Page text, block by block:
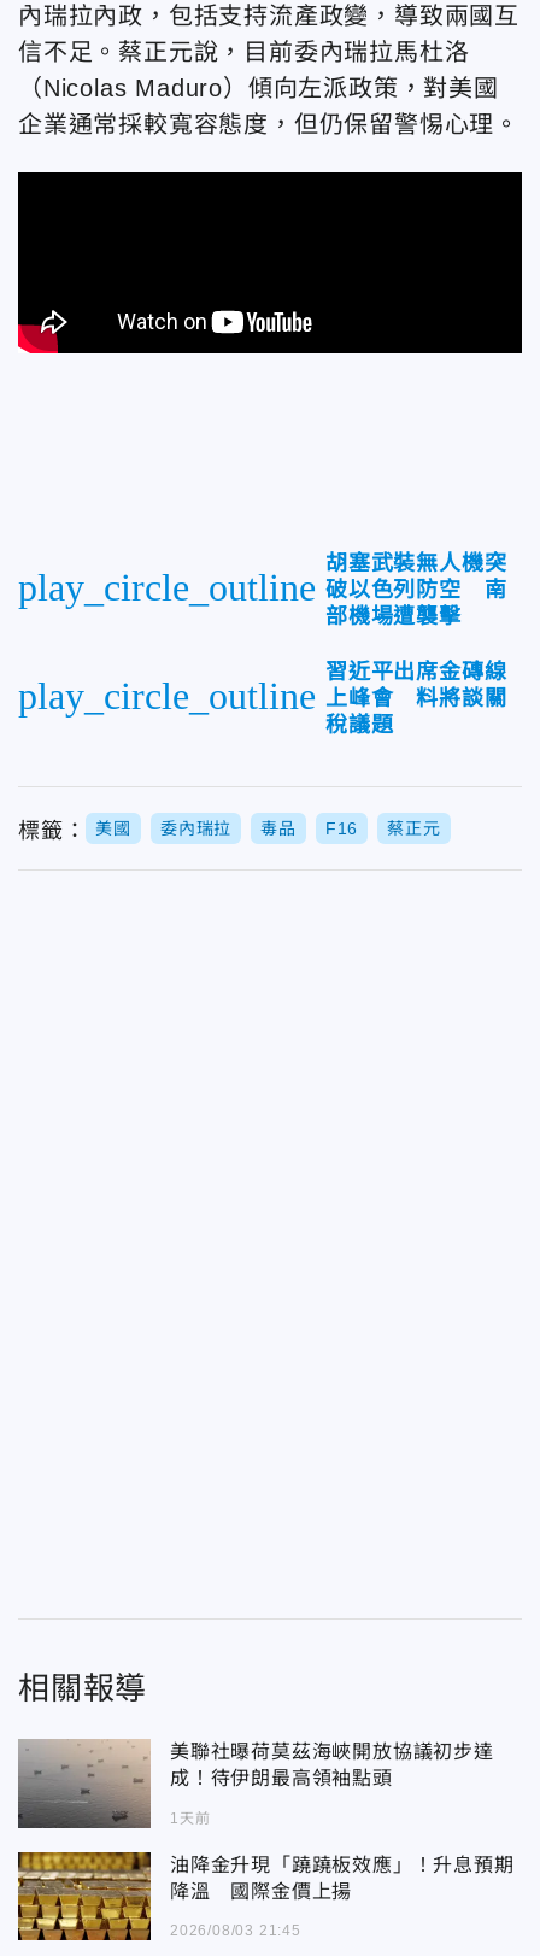
內瑞拉內政，包括支持流產政變，導致兩國互
信不足。蔡正元說，目前委內瑞拉馬杜洛
（Nicolas Maduro）傾向左派政策，對美國
企業通常採較寬容態度，但仍保留警惕心理。
play_circle_outline
胡塞武裝無人機突
破以色列防空 南
部機場遭襲擊
play_circle_outline
習近平出席金磚線
上峰會 料將談關
稅議題
標籤： 美國 委內瑞拉 毒品 F16 蔡正元
相關報導
美聯社曝荷莫茲海峽開放協議初步達
成！待伊朗最高領袖點頭
1天前
油降金升現「蹺蹺板效應」！升息預期
降溫 國際金價上揚
2026/08/03 21:45